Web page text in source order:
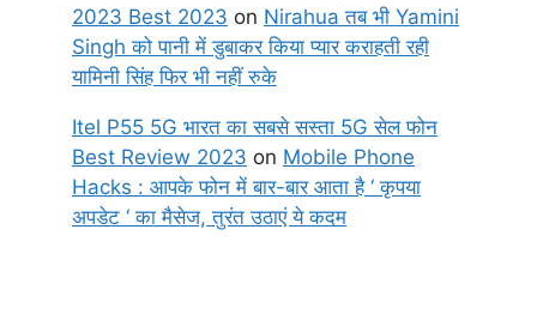
2023 Best 2023 on Nirahua तब भी Yamini
Singh को पानी में डुबाकर किया प्यार कराहती रही
यामिनी सिंह फिर भी नहीं रुके
Itel P55 5G भारत का सबसे सस्ता 5G सेल फोन
Best Review 2023 on Mobile Phone
Hacks : आपके फोन में बार-बार आता है ‘ कृपया
अपडेट ‘ का मैसेज, तुरंत उठाएं ये कदम